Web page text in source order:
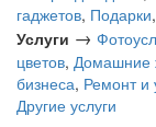
гаджетов, Подарки,
Услуги →
цветов, Домашние
бизнеса, Ремонт и
Другие услуги